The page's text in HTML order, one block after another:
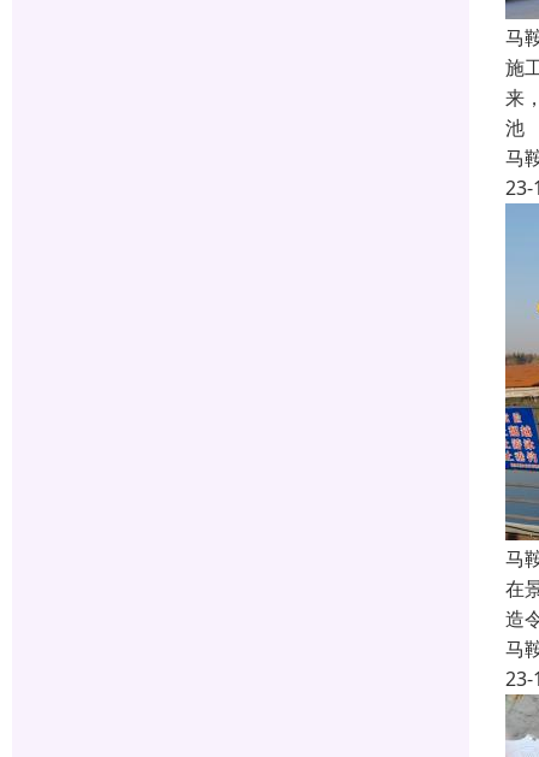
马
施
来
池
马
23-
马
在
造
马
23-